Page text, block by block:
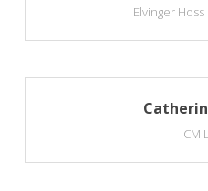
Elvinger
CM